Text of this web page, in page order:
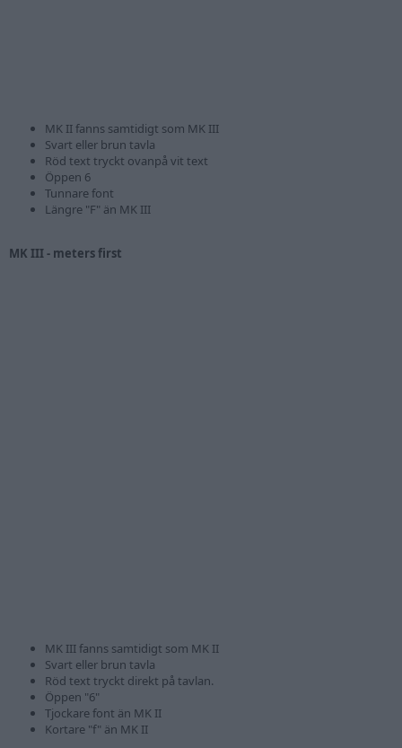
MK II fanns samtidigt som MK III
Svart eller brun tavla
Röd text tryckt ovanpå vit text
Öppen 6
Tunnare font
Längre "F" än MK III
MK III - meters first
MK III fanns samtidigt som MK II
Svart eller brun tavla
Röd text tryckt direkt på tavlan.
Öppen "6"
Tjockare font än MK II
Kortare "f" än MK II